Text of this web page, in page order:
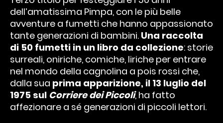
dell’amatissima Pimpa, con le più belle
avventure a fumetti che hanno appassionato
tante generazioni di bambini. Una raccolta
di 50 fumetti in un libro da collezione: storie
surreali, oniriche, comiche, liriche per entrare
nel mondo della cagnolina a pois rossi che,
dalla sua prima apparizione, il 13 luglio del
1975 sul Corriere dei Piccoli, ha fatto
affezionare a sé generazioni di piccoli lettori.